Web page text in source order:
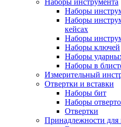
Наборы инструмента
Наборы
Наборы
кейсах
Наборы
Наборы ключей
Наборы
Наборы в
Измерительный
Отвертки и вставки
Наборы бит
Наборы
Отвертки
Принадлежности для